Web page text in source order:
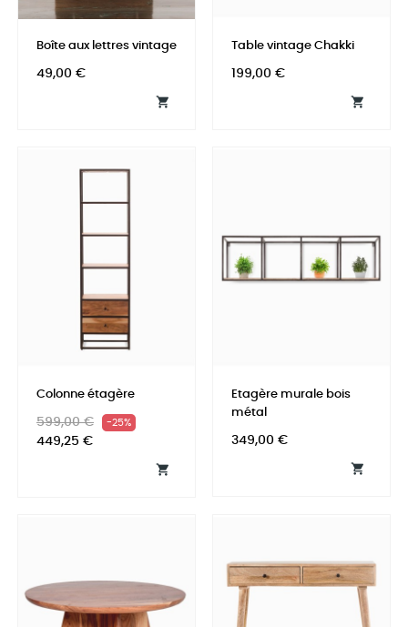
Boîte aux lettres vintage
Prix
49,00 €

Table vintage Chakki
Prix
199,00 €

Colonne étagère
Prix
habituel
599,00 € -25%
449,25 €

Etagère murale bois
métal
Prix
349,00 €
